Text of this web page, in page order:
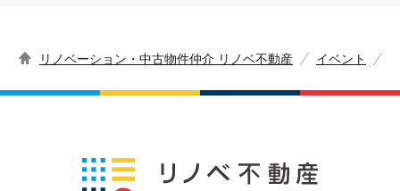
リノベーション・中古物件仲介 リノベ不動産 イベント